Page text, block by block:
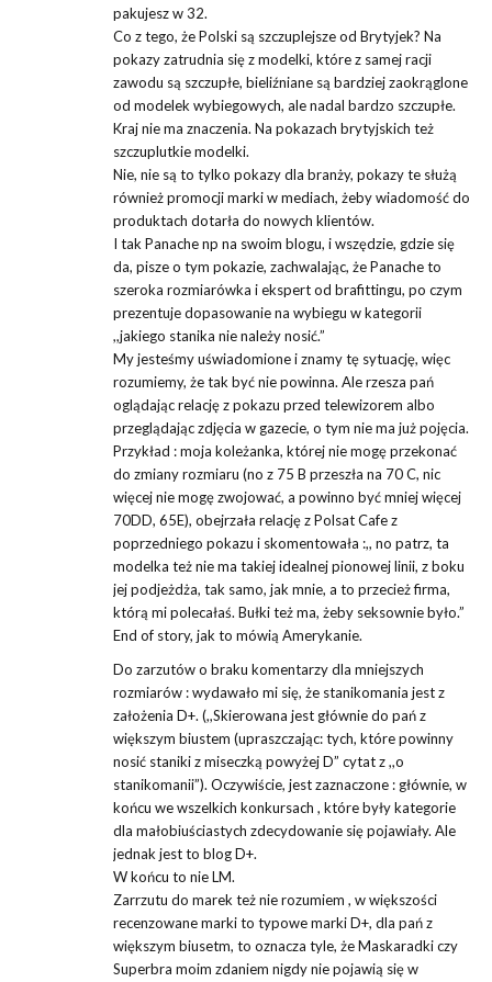
pakujesz w 32.
Co z tego, że Polski są szczuplejsze od Brytyjek? Na
pokazy zatrudnia się z modelki, które z samej racji
zawodu są szczupłe, bieliźniane są bardziej zaokrąglone
od modelek wybiegowych, ale nadal bardzo szczupłe.
Kraj nie ma znaczenia. Na pokazach brytyjskich też
szczuplutkie modelki.
Nie, nie są to tylko pokazy dla branży, pokazy te służą
również promocji marki w mediach, żeby wiadomość do
produktach dotarła do nowych klientów.
I tak Panache np na swoim blogu, i wszędzie, gdzie się
da, pisze o tym pokazie, zachwalając, że Panache to
szeroka rozmiarówka i ekspert od brafittingu, po czym
prezentuje dopasowanie na wybiegu w kategorii
,,jakiego stanika nie należy nosić.”
My jesteśmy uświadomione i znamy tę sytuację, więc
rozumiemy, że tak być nie powinna. Ale rzesza pań
oglądając relację z pokazu przed telewizorem albo
przeglądając zdjęcia w gazecie, o tym nie ma już pojęcia.
Przykład : moja koleżanka, której nie mogę przekonać
do zmiany rozmiaru (no z 75 B przeszła na 70 C, nic
więcej nie mogę zwojować, a powinno być mniej więcej
70DD, 65E), obejrzała relację z Polsat Cafe z
poprzedniego pokazu i skomentowała :,, no patrz, ta
modelka też nie ma takiej idealnej pionowej linii, z boku
jej podjeżdża, tak samo, jak mnie, a to przecież firma,
którą mi polecałaś. Bułki też ma, żeby seksownie było.”
End of story, jak to mówią Amerykanie.
Do zarzutów o braku komentarzy dla mniejszych
rozmiarów : wydawało mi się, że stanikomania jest z
założenia D+. (,,Skierowana jest głównie do pań z
większym biustem (upraszczając: tych, które powinny
nosić staniki z miseczką powyżej D” cytat z ,,o
stanikomanii”). Oczywiście, jest zaznaczone : głównie, w
końcu we wszelkich konkursach , które były kategorie
dla małobiuściastych zdecydowanie się pojawiały. Ale
jednak jest to blog D+.
W końcu to nie LM.
Zarrzutu do marek też nie rozumiem , w większości
recenzowane marki to typowe marki D+, dla pań z
większym biusetm, to oznacza tyle, że Maskaradki czy
Superbra moim zdaniem nigdy nie pojawią się w